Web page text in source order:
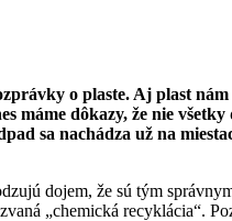
o plaste. Aj plast nám
máme dôkazy, že nie
sa nachádza už na
dojem, že sú tým
„chemická recyklácia“.